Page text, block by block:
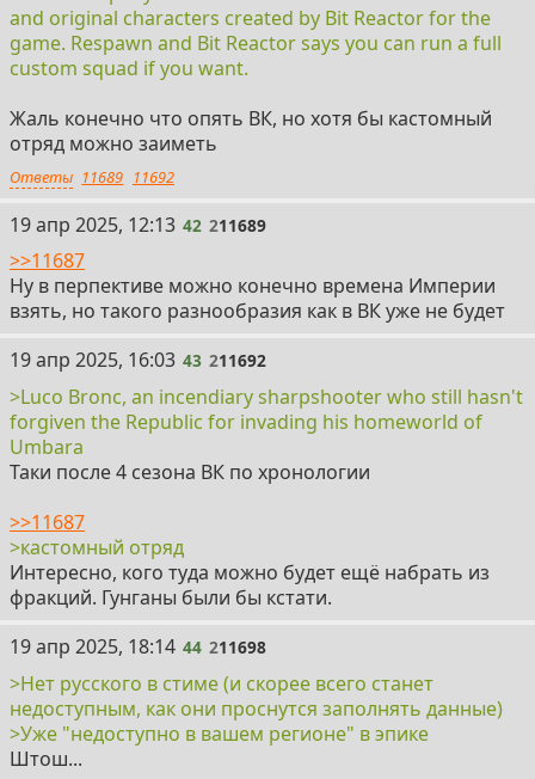
and original characters created by Bit Reactor for the
game. Respawn and Bit Reactor says you can run a full
custom squad if you want.
Жаль конечно что опять ВК, но хотя бы кастомный
отряд можно заиметь
Ответы 11689 11692
42
19 апр 2025, 12:13 42 211689
>>11687
Ну в перпективе можно конечно времена Империи
взять, но такого разнообразия как в ВК уже не будет
43
19 апр 2025, 16:03 43 211692
>Luco Bronc, an incendiary sharpshooter who still hasn't
forgiven the Republic for invading his homeworld of
Umbara
Таки после 4 сезона ВК по хронологии
>>11687
>кастомный отряд
Интересно, кого туда можно будет ещё набрать из
фракций. Гунганы были бы кстати.
44
19 апр 2025, 18:14 44 211698
>Нет русского в стиме (и скорее всего станет
недоступным, как они проснутся заполнять данные)
>Уже "недоступно в вашем регионе" в эпике
Штош...